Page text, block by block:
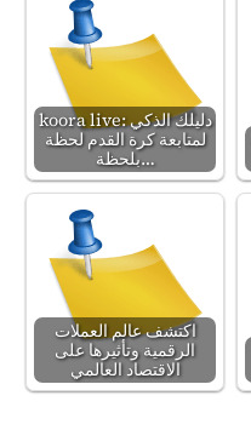
koora live: دليلك الذكي
لمتابعة كرة القدم لحظة
بلحظة…
اكتشف عالم العملات
الرقمية وتأثيرها على
الاقتصاد العالمي